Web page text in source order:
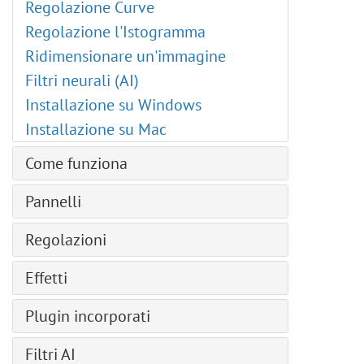
Regolazione Curve
Regolazione l'Istogramma
Ridimensionare un'immagine
Filtri neurali (AI)
Installazione su Windows
Installazione su Mac
Come funziona
Installazione su Windows
Installazione su Mac
Installazione su Linux
Registrazione del programma
Area di lavoro
Come usare il programma
Impostazioni dei profili colore
Pannelli
Navigatore
Barra degli strumenti
Livelli
— Oggetti intelligenti
— Effetti di livello
— Maschera di livello
Regolazioni
Istogramma
Livelli automatici
Contrasto automatico
Curve
Effetti
Artistici
— Fumetti
— Effetto Mezzatinta
Plugin incorporati
Aerografia
Filtri AI